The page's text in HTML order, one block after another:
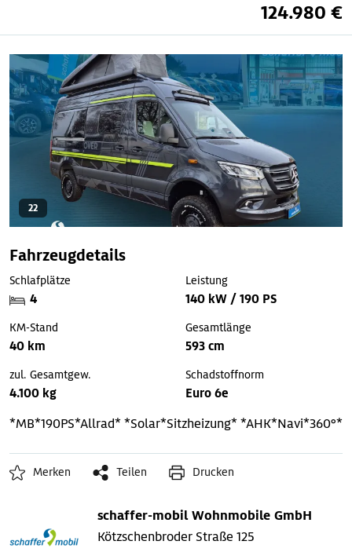
124.980 €
22
Fahrzeugdetails
Schlafplätze
4
Leistung
140 kW / 190 PS
KM-Stand
40 km
Gesamtlänge
593 cm
zul. Gesamtgew.
4.100 kg
Schadstoffnorm
Euro 6e
*MB*190PS*Allrad**Solar*Sitzheizung**AHK*Navi*360°*
Merken Teilen Drucken
schaffer-mobil Wohnmobile GmbH
Kötzschenbroder Straße 125